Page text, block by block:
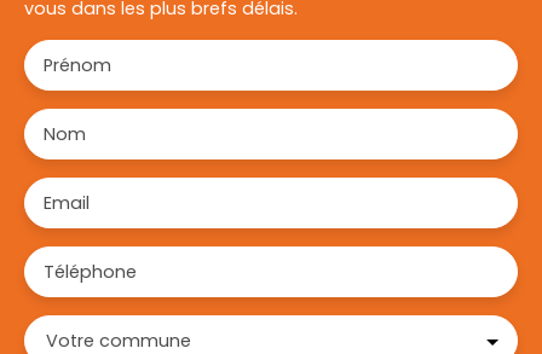
vous dans les plus brefs délais.
Prénom
Nom
Email
Téléphone
Votre commune